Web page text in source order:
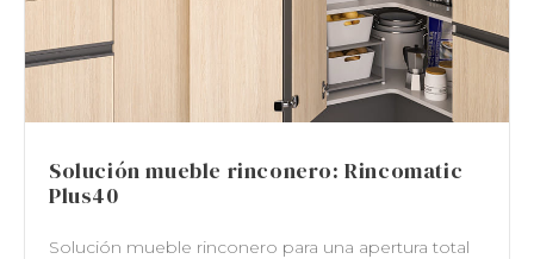
Solución mueble rinconero: Rincomatic
Plus40
Solución mueble rinconero para una apertura total